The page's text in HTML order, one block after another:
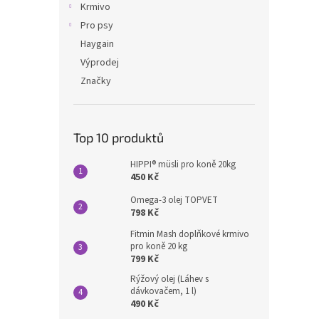
Krmivo
Pro psy
Haygain
Výprodej
Značky
Top 10 produktů
HIPPI® müsli pro koně 20kg
450 Kč
Omega-3 olej TOPVET
798 Kč
Fitmin Mash doplňkové krmivo
pro koně 20 kg
799 Kč
Rýžový olej (Láhev s
dávkovačem, 1 l)
490 Kč